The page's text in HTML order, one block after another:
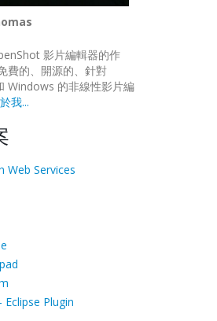
影片編輯器的作
費的、開源的、針對
Windows 的非線性影片編
我...
Web Services
Eclipse Plugin